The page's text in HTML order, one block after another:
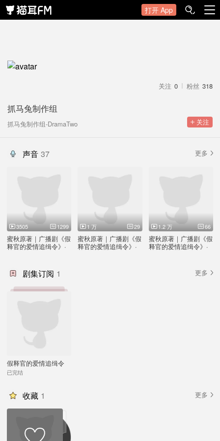
打开 App
粉丝 318
关注 0
抓马兔制作组
抓马兔制作组-DramaTwo 关注
声音 37 更多
蜜秋原著｜广播剧《假
释官的爱情追缉令》·
3505 1299
蜜秋原著｜广播剧《假
释官的爱情追缉令》·
1 万 29
蜜秋原著｜广播剧《假
释官的爱情追缉令》·
1.2 万 66
剧集订阅 1 更多
假释官的爱情追缉令
全一季
已完结
收藏 1 更多